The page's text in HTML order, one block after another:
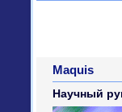
Maquis
Научный